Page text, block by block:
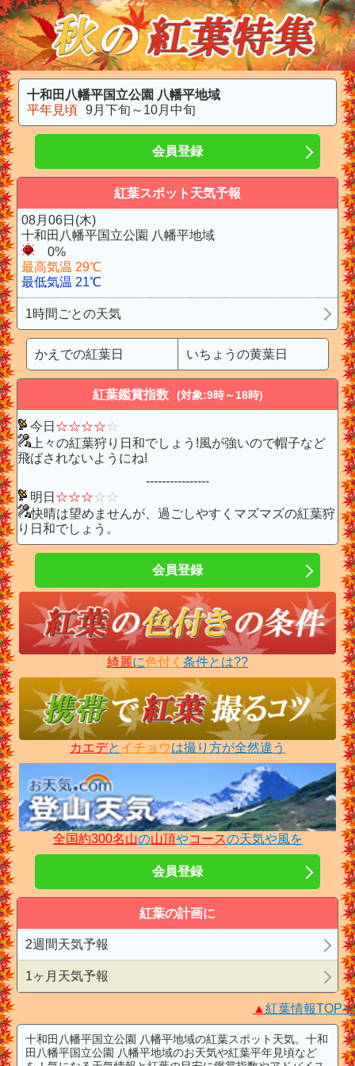
十和田八幡平国立公園 八幡平地域
平年見頃
9月下旬～10月中旬
会員登録
紅葉スポット天気予報
08月06日(木)
十和田八幡平国立公園 八幡平地域
0%
最高気温 29℃
最低気温 21℃
1時間ごとの天気
かえでの紅葉日 いちょうの黄葉日
紅葉鑑賞指数 (対象:9時～18時)
今日 ☆☆☆☆☆
上々の紅葉狩り日和でしょう!風が強いので帽子など
飛ばされないようにね!
----------------
明日 ☆☆☆☆ ☆
快晴は望めませんが、過ごしやすくマズマズの紅葉狩
り日和でしょう。
会員登録
綺麗に色付く 条件とは??
カエデと イチョウは撮り方が全然違う
全国約300名山の山頂やコースの天気や風を
会員登録
紅葉の計画に
2週間天気予報
1ヶ月天気予報
▲紅葉情報TOPへ
十和田八幡平国立公園 八幡平地域の紅葉スポット天気。十和
田八幡平国立公園 八幡平地域のお天気や紅葉平年見頃など